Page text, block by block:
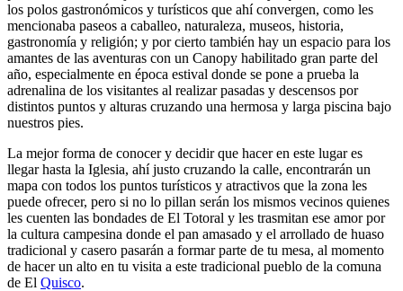
los polos gastronómicos y turísticos que ahí convergen, como les
mencionaba paseos a caballeo, naturaleza, museos, historia,
gastronomía y religión; y por cierto también hay un espacio para los
amantes de las aventuras con un Canopy habilitado gran parte del
año, especialmente en época estival donde se pone a prueba la
adrenalina de los visitantes al realizar pasadas y descensos por
distintos puntos y alturas cruzando una hermosa y larga piscina bajo
nuestros pies.
La mejor forma de conocer y decidir que hacer en este lugar es
llegar hasta la Iglesia, ahí justo cruzando la calle, encontrarán un
mapa con todos los puntos turísticos y atractivos que la zona les
puede ofrecer, pero si no lo pillan serán los mismos vecinos quienes
les cuenten las bondades de El Totoral y les trasmitan ese amor por
la cultura campesina donde el pan amasado y el arrollado de huaso
tradicional y casero pasarán a formar parte de tu mesa, al momento
de hacer un alto en tu visita a este tradicional pueblo de la comuna
de El Quisco.